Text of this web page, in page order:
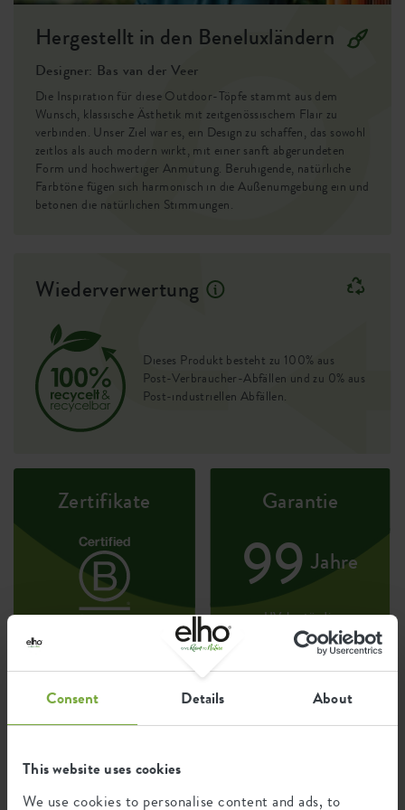
Consent Details About
This website uses cookies
We use cookies to personalise content and ads, to
Die runden Formen des Topfes harmonieren wunderbar mit
großen, wild wachsenden Gartenpflanzen. Dieser klassische
Blumentopf ist aus hochwertigem Material mit einer
markanten, groben Struktur gefertigt und in verschiedenen
natürlichen Farben erhältlich – die perfekte Ergänzung zu
den grünen Vibes deiner Lieblingspflanzen.
Räder
nein
Bewässerungssystem
Entwässerungssystem
ja
Erhöhter Boden
nein
Behälter Beweis
ja
SKU
0733439035900
Hergestellt in den Beneluxländern
Designer: Bas van der Veer
Die Inspiration für diese Outdoor-Töpfe stammt aus dem
Wunsch, klassische Ästhetik mit zeitgenössischem Flair zu
verbinden. Unser Ziel war es, ein Design zu schaffen, das sowohl
zeitlos als auch modern wirkt, mit einer sanft abgerundeten
Form und hochwertiger Anmutung. Beruhigende, natürliche
Farbtöne fügen sich harmonisch in die Außenumgebung ein und
betonen die natürlichen Stimmungen.
Wiederverwertung
Dieses Produkt besteht zu 100% aus
Post-Verbraucher-Abfällen und zu 0% aus
Post-industriellen Abfällen.
Zertifikate Garantie
99 Jahre
UV-beständig
frostbeständig
Ökologischer Fußabdruck
kg
Durchschnittliche CO2-Emission
bei der Herstellung dieses